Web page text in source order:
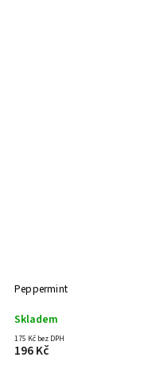
Peppermint
Skladem
175 Kč bez DPH
196 Kč